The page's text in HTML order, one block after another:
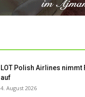
LOT Polish Airlines nimmt
auf
4. August 2026